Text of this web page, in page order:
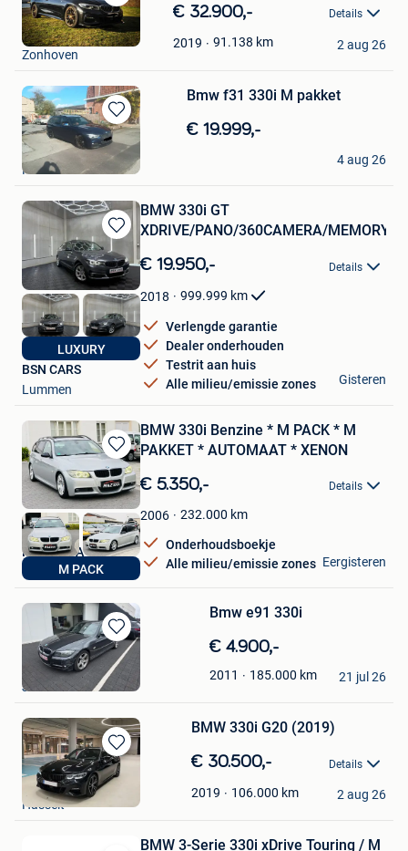
Bewaren
in
Mijn
€ 32.900,- Details
2019 91.138 km
dwayne
Zonhoven
2 aug 26
Bewaren
in
Mijn
Favorieten
Bmw f31 330i M pakket
€ 19.999,-
Kenneth Seynaeve
Heule
4 aug 26
Bewaren
in
Mijn
Favorieten
LUXURY
BMW 330i GT
XDRIVE/PANO/360CAMERA/MEMORY/
€ 19.950,- Details
2018 999.999 km
Verlengde garantie
Dealer onderhouden
Testrit aan huis
Alle milieu/emissie zones
BSN CARS
Lummen
Gisteren
Bewaren
in
Mijn
Favorieten
M PACK
BMW 330i Benzine * M PACK * M
PAKKET * AUTOMAAT * XENON
€ 5.350,- Details
2006 232.000 km
Onderhoudsboekje
Alle milieu/emissie zones
M&Z BVBA
Temse
Eergisteren
Bewaren
in
Mijn
Favorieten
Bmw e91 330i
€ 4.900,-
2011 185.000 km
Youssef Hommiri
Jette
21 jul 26
Bewaren
in
Mijn
Favorieten
BMW 330i G20 (2019)
€ 30.500,- Details
2019 106.000 km
Hasselt
2 aug 26
BMW 3-Serie 330i xDrive Touring / M